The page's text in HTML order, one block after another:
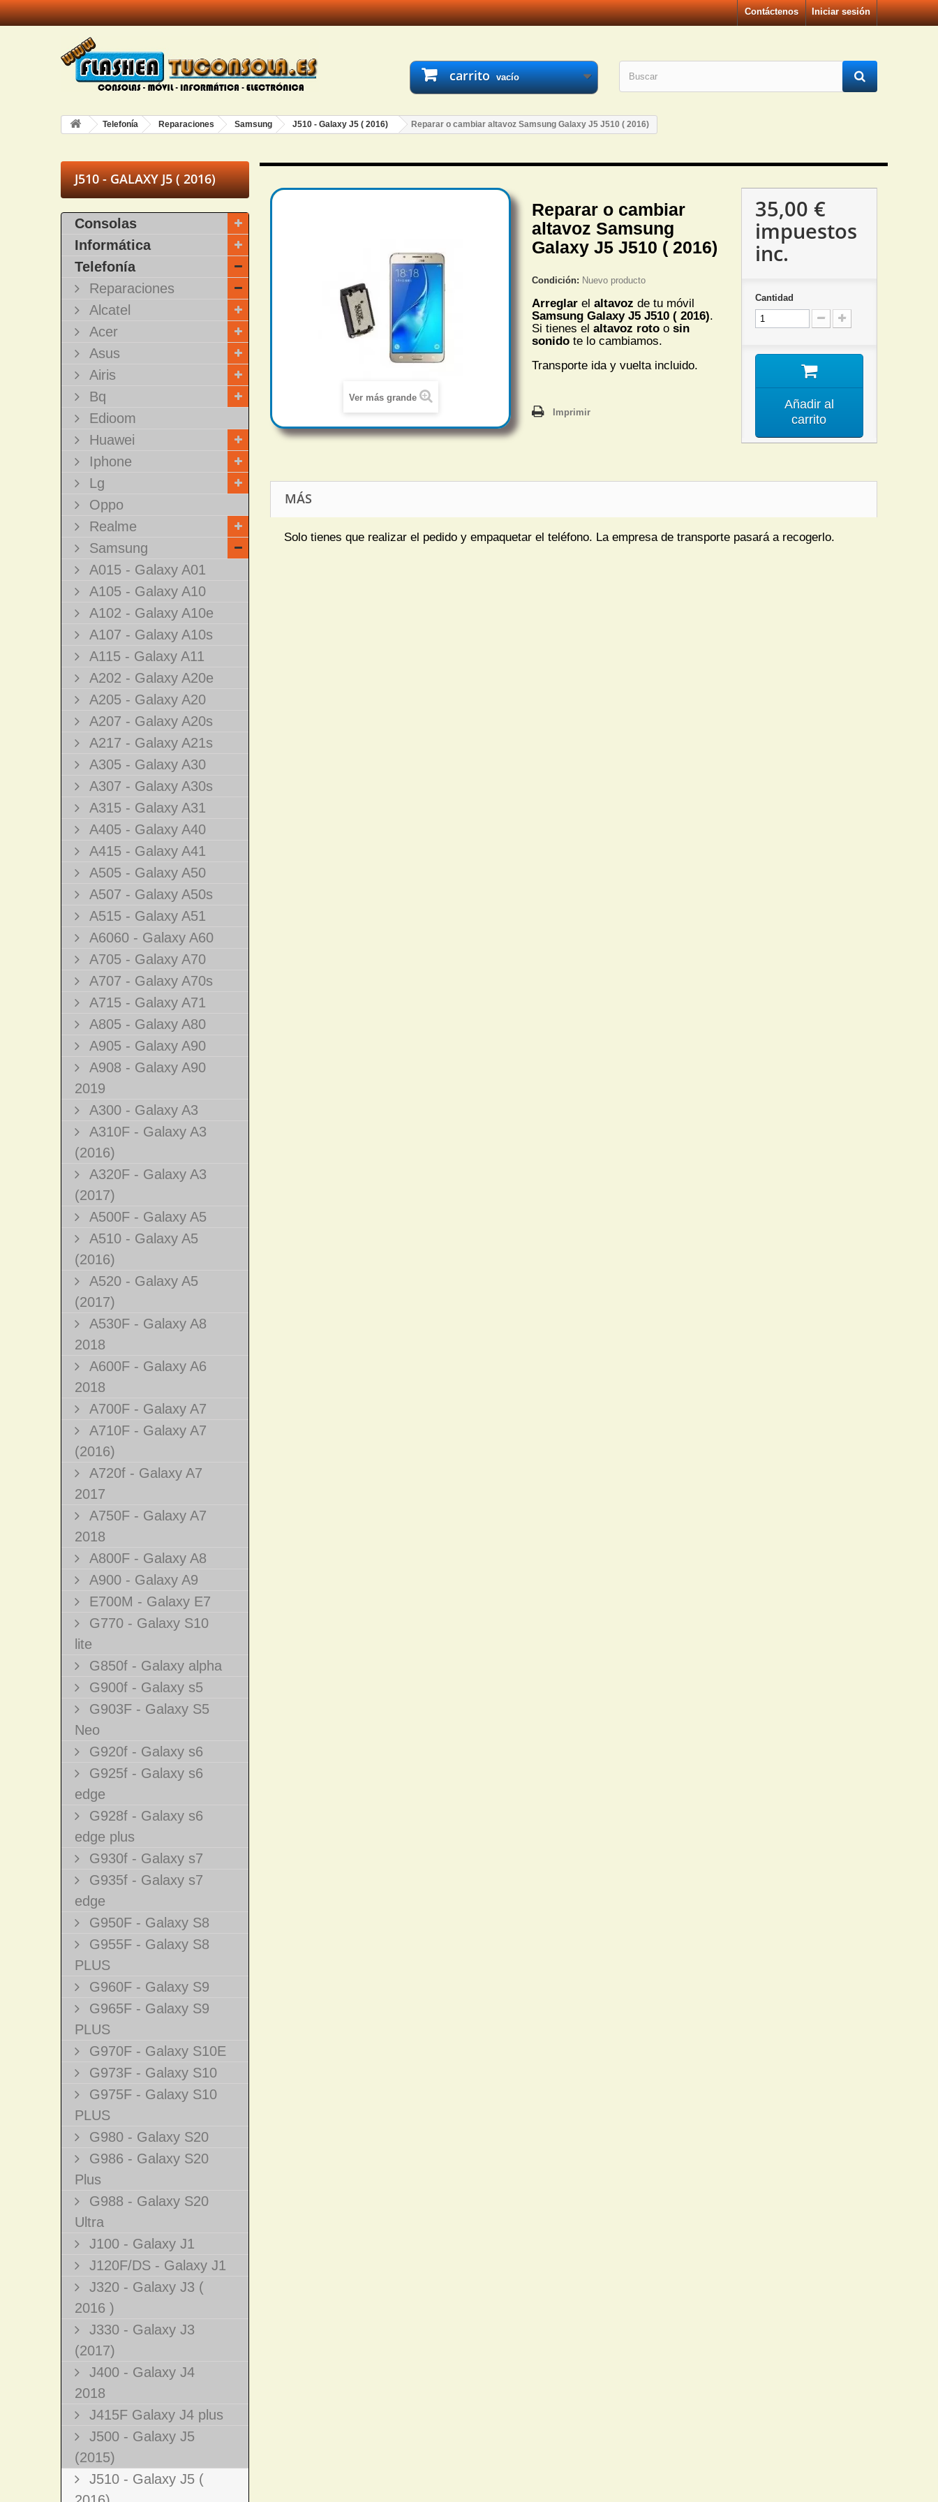
Iniciar sesión
Contáctenos
carrito vacío
Telefonía Reparaciones Samsung J510 - Galaxy J5 ( 2016) Reparar o cambiar altavoz Samsung Galaxy J5 J510 ( 2016)
J510 - GALAXY J5 ( 2016)
Consolas
Informática
Telefonía
Reparaciones
Alcatel
Acer
Asus
Airis
Bq
Edioom
Huawei
Iphone
Lg
Oppo
Realme
Samsung
A015 - Galaxy A01
A105 - Galaxy A10
A102 - Galaxy A10e
A107 - Galaxy A10s
A115 - Galaxy A11
A202 - Galaxy A20e
A205 - Galaxy A20
A207 - Galaxy A20s
A217 - Galaxy A21s
A305 - Galaxy A30
A307 - Galaxy A30s
A315 - Galaxy A31
A405 - Galaxy A40
A415 - Galaxy A41
A505 - Galaxy A50
A507 - Galaxy A50s
A515 - Galaxy A51
A6060 - Galaxy A60
A705 - Galaxy A70
A707 - Galaxy A70s
A715 - Galaxy A71
A805 - Galaxy A80
A905 - Galaxy A90
A908 - Galaxy A90
2019
A300 - Galaxy A3
A310F - Galaxy A3
(2016)
A320F - Galaxy A3
(2017)
A500F - Galaxy A5
A510 - Galaxy A5
(2016)
A520 - Galaxy A5
(2017)
A530F - Galaxy A8
2018
A600F - Galaxy A6
2018
A700F - Galaxy A7
A710F - Galaxy A7
(2016)
A720f - Galaxy A7
2017
A750F - Galaxy A7
2018
A800F - Galaxy A8
A900 - Galaxy A9
E700M - Galaxy E7
G770 - Galaxy S10
lite
G850f - Galaxy alpha
G900f - Galaxy s5
G903F - Galaxy S5
Neo
G920f - Galaxy s6
G925f - Galaxy s6
edge
G928f - Galaxy s6
edge plus
G930f - Galaxy s7
G935f - Galaxy s7
edge
G950F - Galaxy S8
G955F - Galaxy S8
PLUS
G960F - Galaxy S9
G965F - Galaxy S9
PLUS
G970F - Galaxy S10E
G973F - Galaxy S10
G975F - Galaxy S10
PLUS
G980 - Galaxy S20
G986 - Galaxy S20
Plus
G988 - Galaxy S20
Ultra
J100 - Galaxy J1
J120F/DS - Galaxy J1
J320 - Galaxy J3 (
2016 )
J330 - Galaxy J3
(2017)
J400 - Galaxy J4
2018
J415F Galaxy J4 plus
J500 - Galaxy J5
(2015)
J510 - Galaxy J5 (
Ver más grande
Reparar o cambiar
altavoz Samsung
Galaxy J5 J510 ( 2016)
Condición: Nuevo producto
Arreglar el altavoz de tu móvil
Samsung Galaxy J5 J510 ( 2016).
Si tienes el altavoz roto o sin
sonido te lo cambiamos.
Transporte ida y vuelta incluido.
Imprimir
35,00 €
impuestos
inc.
Cantidad
Añadir al
carrito
MÁS
Solo tienes que realizar el pedido y empaquetar el teléfono. La empresa de transporte pasará a recogerlo.